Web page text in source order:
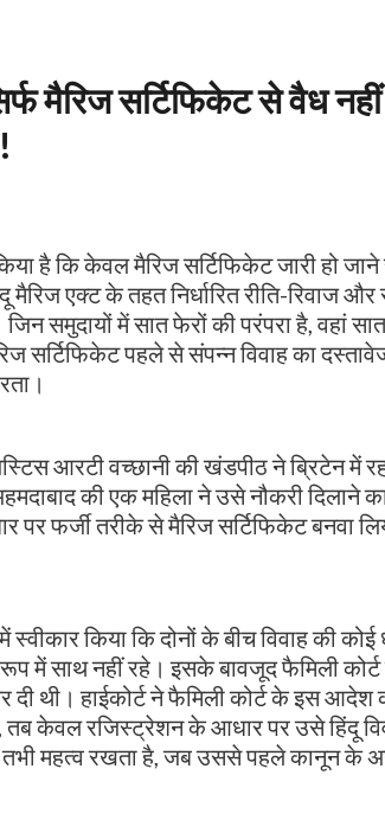
मैरिज सर्टिफिकेट से वैध नहीं
है कि केवल मैरिज सर्टिफिकेट जारी हो
एक्ट के तहत निर्धारित रीति-रिवाज
समुदायों में सात फेरों की परंपरा है, वहां सात
सर्टिफिकेट पहले से संपन्न विवाह का
आरटी वच्छानी की खंडपीठ ने ब्रिटेन में
की एक महिला ने उसे नौकरी दिलाने
पर फर्जी तरीके से मैरिज सर्टिफिकेट बनवा
स्वीकार किया कि दोनों के बीच विवाह की
रूप में साथ नहीं रहे। इसके बावजूद फैमिली
दी थी। हाईकोर्ट ने फैमिली कोर्ट के इस
तब केवल रजिस्ट्रेशन के आधार पर उसे हिंदू
महत्व रखता है, जब उससे पहले कानून के